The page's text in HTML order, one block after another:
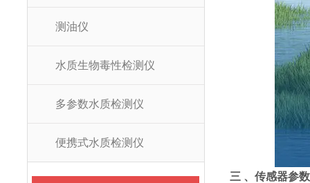
测油仪
水质生物毒性检测仪
多参数水质检测仪
便携式水质检测仪
三 、传感器参